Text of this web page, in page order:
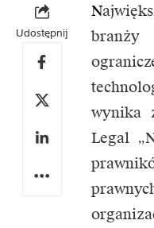
Udostępnij
N
wynika
Legal